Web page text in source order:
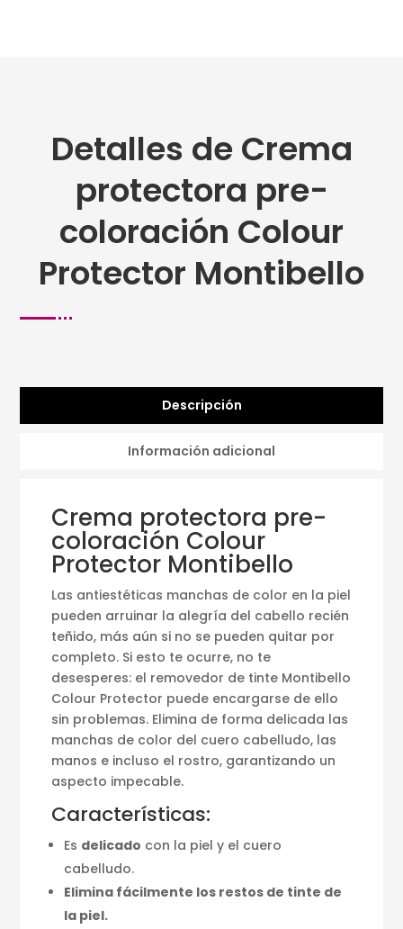
Detalles de Crema
protectora pre-
coloración Colour
Protector Montibello
Descripción
Información adicional
Crema protectora pre-
coloración Colour
Protector Montibello
Las antiestéticas manchas de color en la piel
pueden arruinar la alegría del cabello recién
teñido, más aún si no se pueden quitar por
completo. Si esto te ocurre, no te
desesperes: el removedor de tinte Montibello
Colour Protector puede encargarse de ello
sin problemas. Elimina de forma delicada las
manchas de color del cuero cabelludo, las
manos e incluso el rostro, garantizando un
aspecto impecable.
Características:
Es delicado con la piel y el cuero
cabelludo.
Elimina fácilmente los restos de tinte de
la piel.